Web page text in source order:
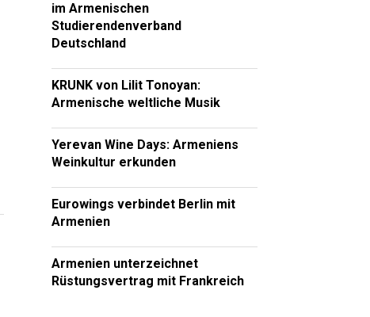
im Armenischen
Studierendenverband
Deutschland
KRUNK von Lilit Tonoyan:
Armenische weltliche Musik
Yerevan Wine Days: Armeniens
Weinkultur erkunden
Eurowings verbindet Berlin mit
Armenien
Armenien unterzeichnet
Rüstungsvertrag mit Frankreich